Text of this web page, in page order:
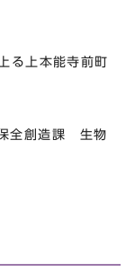
る上本能寺前町
全創造課 生物